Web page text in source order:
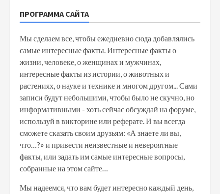
ПРОГРАММА САЙТА
Мы сделаем все, чтобы ежедневно сюда добавлялись
самые интересные факты. Интересные факты о
жизни, человеке, о женщинах и мужчинах,
интересные факты из истории, о животных и
растениях, о науке и технике и многом другом... Сами
записи будут небольшими, чтобы было не скучно, но
информативными - хоть сейчас обсуждай на форуме,
используй в викторине или реферате. И вы всегда
сможете сказать своим друзьям: «А знаете ли вы,
что…?» и привести неизвестные и невероятные
факты, или задать им самые интересные вопросы,
собранные на этом сайте…
Мы надеемся, что вам будет интересно каждый день,